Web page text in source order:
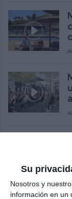
Su
Nosotros y
información en un